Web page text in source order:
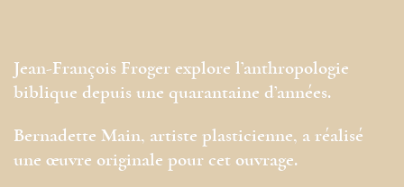
Jean-François Froger explore l’anthropologie
biblique depuis une quarantaine d’années.
Bernadette Main, artiste plasticienne, a réalisé
une œuvre originale pour cet ouvrage.